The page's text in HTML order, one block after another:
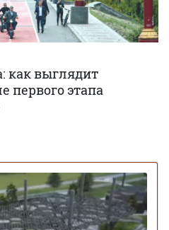
как выглядит
первого этапа